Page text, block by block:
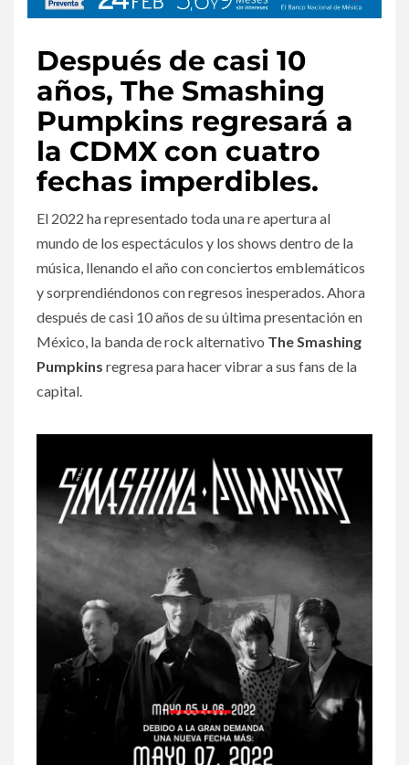
Después de casi 10
años, The Smashing
Pumpkins regresará a
la CDMX con cuatro
fechas imperdibles.
El 2022 ha representado toda una re apertura al
mundo de los espectáculos y los shows dentro de la
música, llenando el año con conciertos emblemáticos
y sorprendiéndonos con regresos inesperados. Ahora
después de casi 10 años de su última presentación en
México, la banda de rock alternativo The Smashing
Pumpkins regresa para hacer vibrar a sus fans de la
capital.